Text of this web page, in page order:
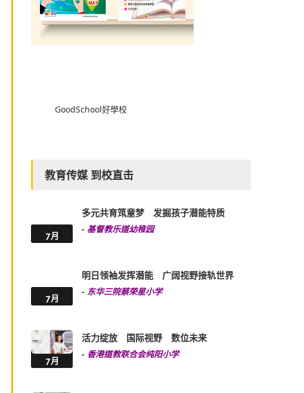
GoodSchool好學校
教育传媒 到校直击
7月
多元共育筑童梦 发掘孩子潜能特质
- 基督教乐道幼稚园
7月
明日领袖发挥潜能 广阔视野接轨世界
- 东华三院蔡荣星小学
7月
活力绽放 国际视野 数位未来
- 香港道教联合会纯阳小学